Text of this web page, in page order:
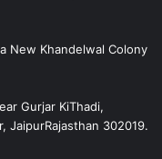
New Khandelwal Colony
Gurjar KiThadi,
JaipurRajasthan 302019.